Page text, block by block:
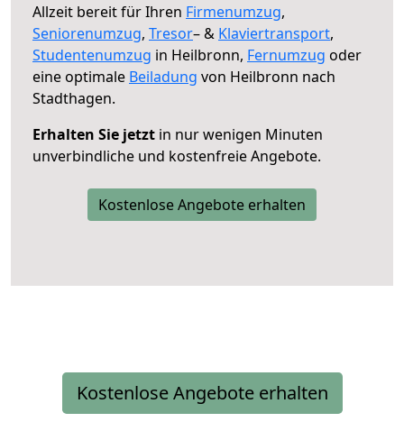
Allzeit bereit für Ihren Firmenumzug,
Seniorenumzug, Tresor– & Klaviertransport,
Studentenumzug in Heilbronn, Fernumzug oder
eine optimale Beiladung von Heilbronn nach
Stadthagen.
Erhalten Sie jetzt in nur wenigen Minuten
unverbindliche und kostenfreie Angebote.
Kostenlose Angebote erhalten
Kostenlose Angebote erhalten